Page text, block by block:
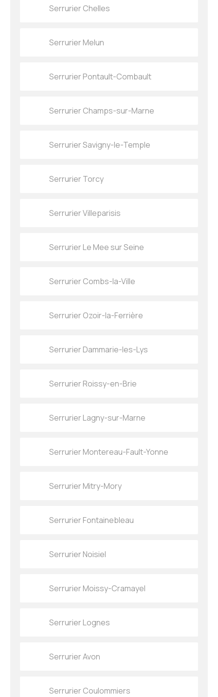
Serrurier Chelles
Serrurier Melun
Serrurier Pontault-Combault
Serrurier Champs-sur-Marne
Serrurier Savigny-le-Temple
Serrurier Torcy
Serrurier Villeparisis
Serrurier Le Mee sur Seine
Serrurier Combs-la-Ville
Serrurier Ozoir-la-Ferrière
Serrurier Dammarie-les-Lys
Serrurier Roissy-en-Brie
Serrurier Lagny-sur-Marne
Serrurier Montereau-Fault-Yonne
Serrurier Mitry-Mory
Serrurier Fontainebleau
Serrurier Noisiel
Serrurier Moissy-Cramayel
Serrurier Lognes
Serrurier Avon
Serrurier Coulommiers